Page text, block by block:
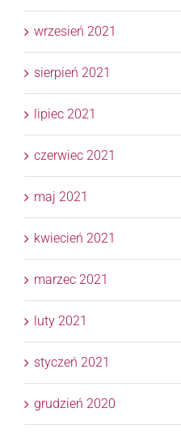
wrzesień 2021
sierpień 2021
lipiec 2021
czerwiec 2021
maj 2021
kwiecień 2021
marzec 2021
luty 2021
styczeń 2021
grudzień 2020